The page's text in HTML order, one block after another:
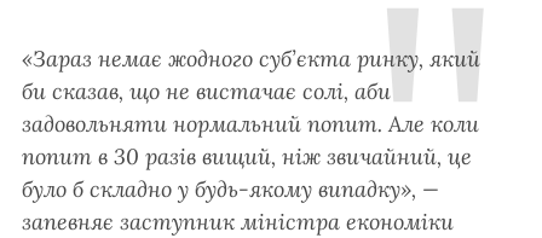
«Зараз немає жодного суб’єкта ринку, який
би сказав, що не вистачає солі, аби
задовольняти нормальний попит. Але коли
попит в 30 разів вищий, ніж звичайний, це
було б складно у будь-якому випадку», —
запевняє заступник міністра економіки